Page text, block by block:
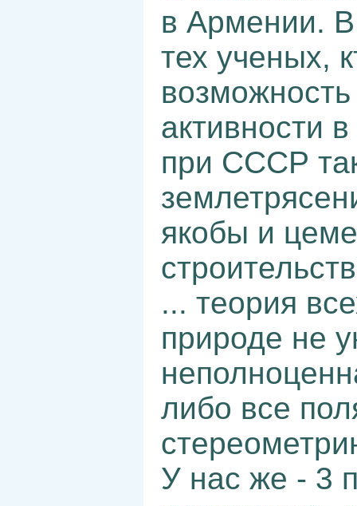
в Армении. В
тех ученых,
активности
при СССР
якобы и
... теория
природе не
либо все
У нас же - 3